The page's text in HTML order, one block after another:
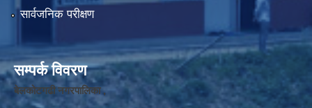
सार्वजनिक परीक्षण
सम्पर्क विवरण
बेलकोटगढी नगरपालिका ,